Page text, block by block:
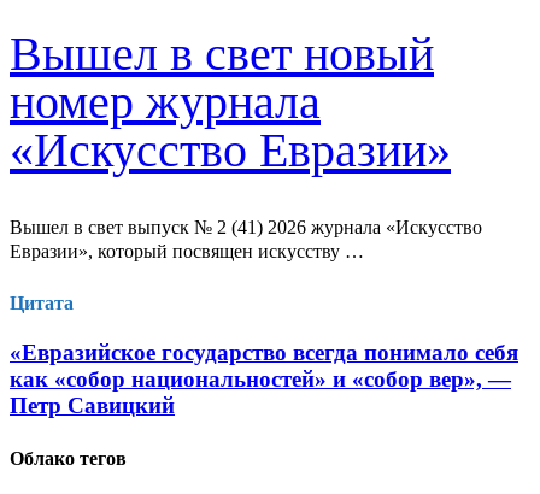
Вышел в свет новый
номер журнала
«Искусство Евразии»
Вышел в свет выпуск № 2 (41) 2026 журнала «Искусство
Евразии», который посвящен искусству …
Цитата
«Евразийское государство всегда понимало себя
как «собор национальностей» и «собор вер», —
Петр Савицкий
Облако тегов